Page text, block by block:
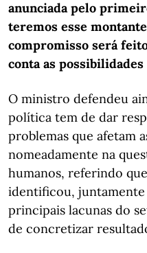
anunciada pelo
teremos esse
compromisso será
conta as
O ministro defendeu
política tem de dar
problemas que afetam
nomeadamente na
humanos, referindo
identificou,
principais lacunas do
de concretizar